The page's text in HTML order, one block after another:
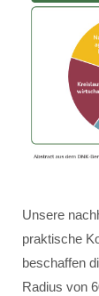
Unsere
praktische
beschaffen
Radius von